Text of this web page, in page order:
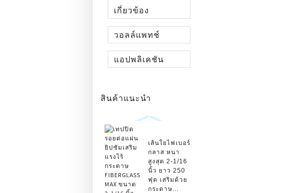
เกี่ยวข้อง
วอลล์แพทช์
แอปพลิเคชัน
สินค้าแนะนำ
เส้นใยไฟเบอร์
กลาส หนา
สูงสุด 2-1/16
นิ้ว ยาว 250
ฟุต เสริมด้วย
กระดาษ...